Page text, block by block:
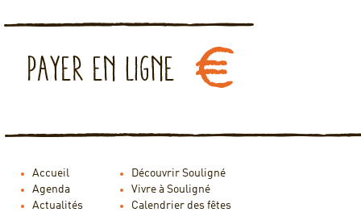
Accueil
Agenda
Actualités
Découvrir Souligné
Vivre à Souligné
Calendrier des fêtes